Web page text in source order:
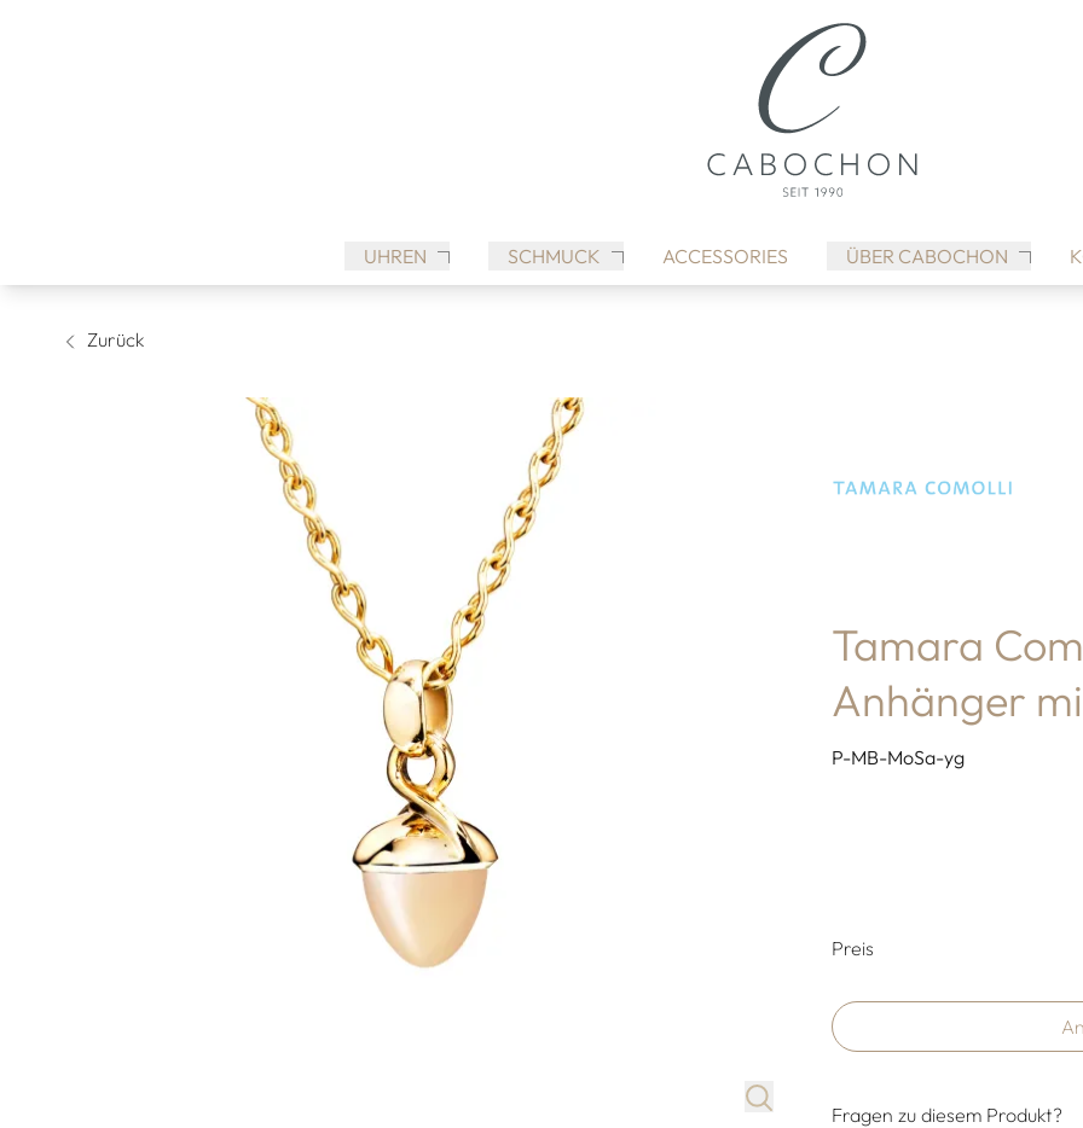
UHREN SCHMUCK ACCESSORIES ÜBER CABOCHON
Zurück
Tamara
Anhänger
P-MB-MoSa-yg
Preis
Fragen zu diesem Produkt?